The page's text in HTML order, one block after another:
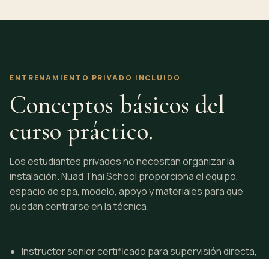
ENTRENAMIENTO PRIVADO INCLUIDO
Conceptos básicos del
curso práctico.
Los estudiantes privados no necesitan organizar la
instalación. Nuad Thai School proporciona el equipo,
espacio de spa, modelo, apoyo y materiales para que
puedan centrarse en la técnica.
Instructor senior certificado para supervisión directa,